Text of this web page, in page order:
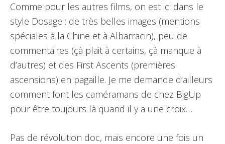
Comme pour les autres films, on est ici dans le
style Dosage : de très belles images (mentions
spéciales à la Chine et à Albarracin), peu de
commentaires (çà plait à certains, çà manque à
d’autres) et des First Ascents (premières
ascensions) en pagaille. Je me demande d’ailleurs
comment font les caméramans de chez BigUp
pour être toujours là quand il y a une croix…
Pas de révolution doc, mais encore une fois un